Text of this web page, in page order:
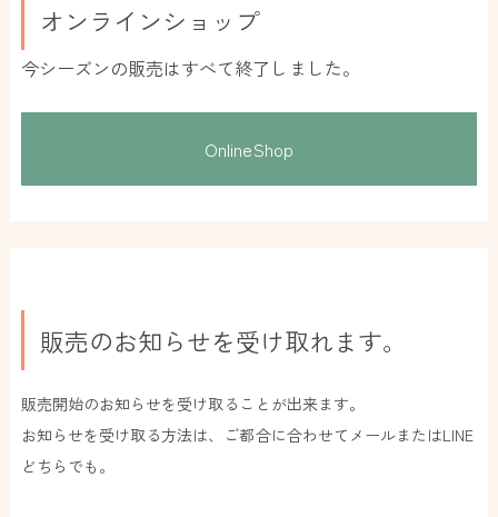
オンラインショップ
今シーズンの販売はすべて終了しました。
OnlineShop
販売のお知らせを受け取れます。
販売開始のお知らせを受け取ることが出来ます。
お知らせを受け取る方法は、ご都合に合わせてメールまたはLINE
どちらでも。